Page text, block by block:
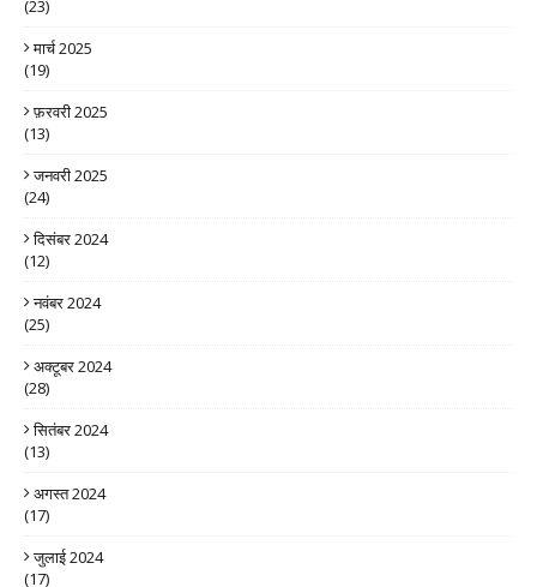
(23)
मार्च 2025
(19)
फ़रवरी 2025
(13)
जनवरी 2025
(24)
दिसंबर 2024
(12)
नवंबर 2024
(25)
अक्टूबर 2024
(28)
सितंबर 2024
(13)
अगस्त 2024
(17)
जुलाई 2024
(17)